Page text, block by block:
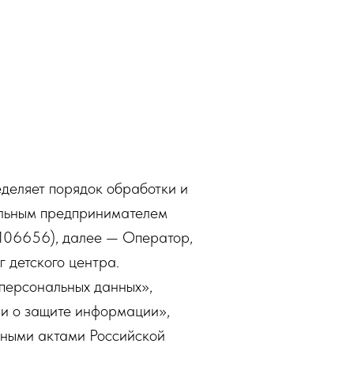
порядок обработки и
предпринимателем
далее — Оператор,
центра.
данных»,
о защите информации»,
актами Российской